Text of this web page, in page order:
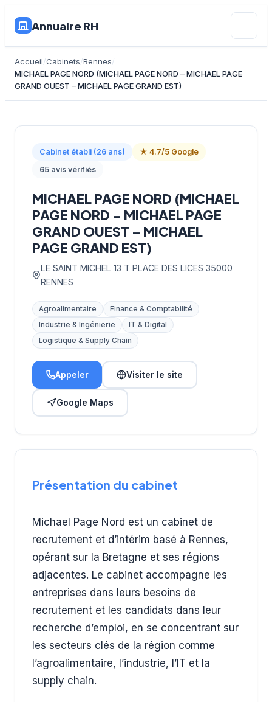
Annuaire RH
Accueil Cabinets Rennes
MICHAEL PAGE NORD (MICHAEL PAGE NORD – MICHAEL PAGE
GRAND OUEST – MICHAEL PAGE GRAND EST)
Cabinet établi (26 ans)
★ 4.7/5 Google
65 avis vérifiés
MICHAEL PAGE NORD (MICHAEL
PAGE NORD – MICHAEL PAGE
GRAND OUEST – MICHAEL
PAGE GRAND EST)
LE SAINT MICHEL 13 T PLACE DES LICES 35000
RENNES
Agroalimentaire
Finance & Comptabilité
Industrie & Ingénierie
IT & Digital
Logistique & Supply Chain
Appeler Visiter le site
Google Maps
Présentation du cabinet
Michael Page Nord est un cabinet de
recrutement et d’intérim basé à Rennes,
opérant sur la Bretagne et ses régions
adjacentes. Le cabinet accompagne les
entreprises dans leurs besoins de
recrutement et les candidats dans leur
recherche d’emploi, en se concentrant sur
les secteurs clés de la région comme
l’agroalimentaire, l’industrie, l’IT et la
supply chain.